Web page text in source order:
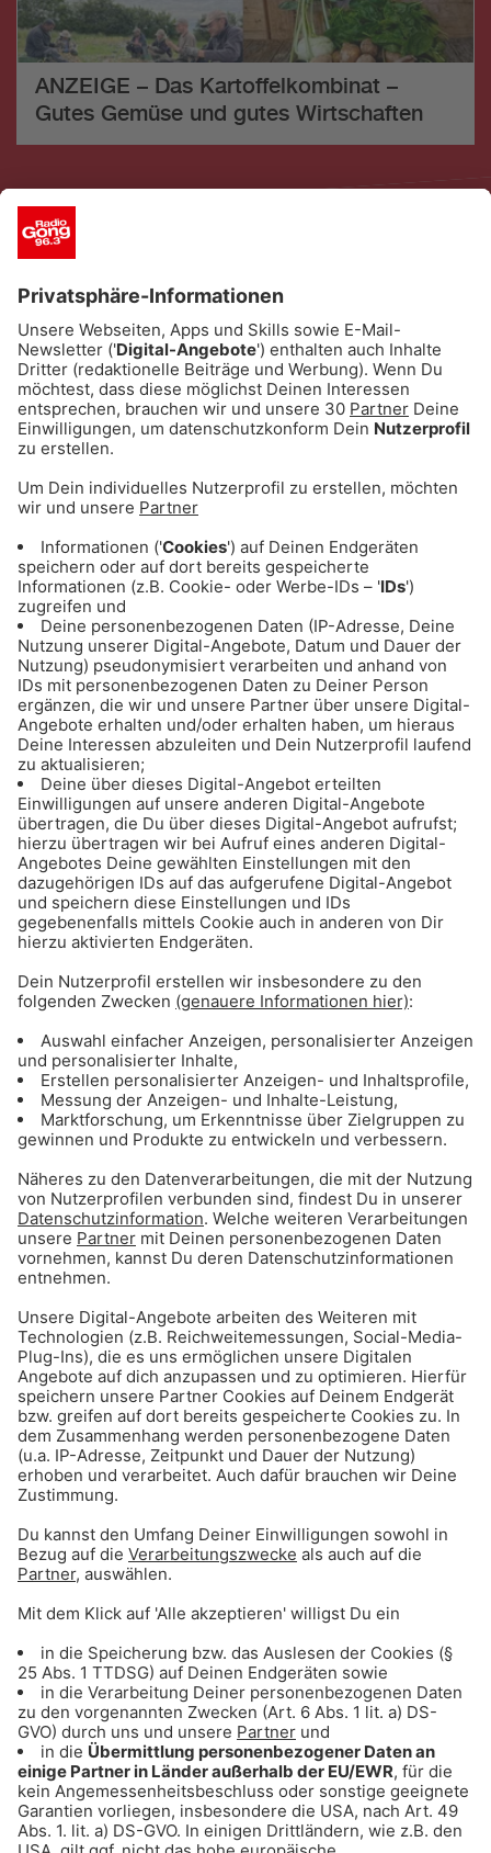
ANZEIGE – Das Kartoffelkombinat –
Gutes Gemüse und gutes Wirtschaften
ANZEIGE - Eishockey: Alle Infos & Spiele
ANZEIGE - Basketball: Alle Infos & Spiele
des FC Bayern Basketball
Gong 96.3 - Mediadaten
ANZEIGE - Sichere dir Tagestickets für
den Triassic Park auf der Steinplatte
ANZEIGE - Klaer Kosmetik - Naturnahe
Wirkkosmetik für empfindliche Haut